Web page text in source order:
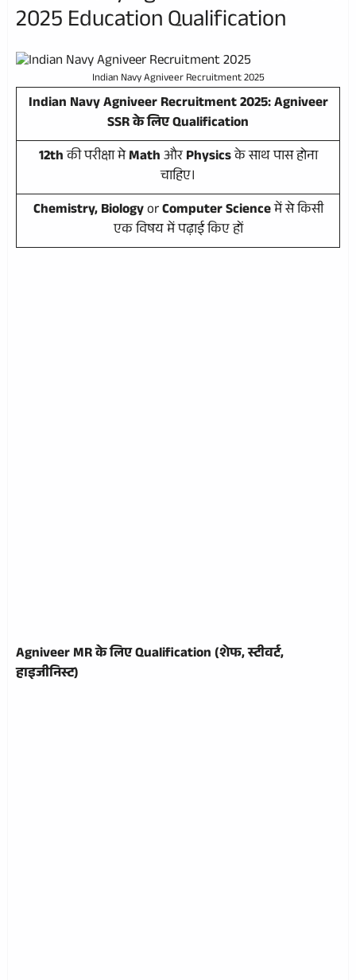
2025 Education Qualification
Indian Navy Agniveer Recruitment 2025
Indian Navy Agniveer Recruitment 2025: Agniveer
SSR के लिए Qualification
12thकी परीक्षा मेMathऔरPhysicsके साथ पास होना
चाहिए।
Chemistry, BiologyorComputer Scienceमें से किसी
एक विषय में पढ़ाई किए हों
Agniveer MR के लिए Qualification (शेफ, स्टीवर्ट,
हाइजीनिस्ट)